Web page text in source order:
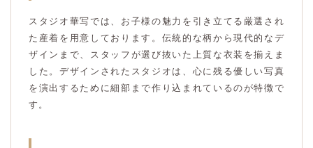
スタジオ華写では、お子様の魅力を引き立てる厳選され
た産着を用意しております。伝統的な柄から現代的なデ
ザインまで、スタッフが選び抜いた上質な衣装を揃えま
した。デザインされたスタジオは、心に残る優しい写真
を演出するために細部まで作り込まれているのが特徴で
す。